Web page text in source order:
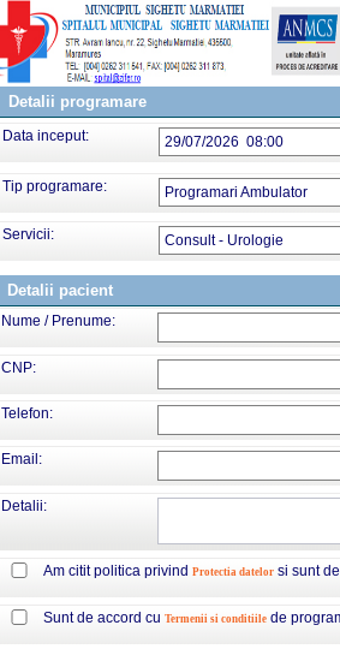
Detalii programare
Data inceput: 29/07/2026 08:00
Tip programare: Programari Ambulator
Servicii: Consult - Urologie
Detalii pacient
Nume / Prenume:
CNP:
Telefon:
Email:
Detalii:
Am citit politica privind Protectia datelor si sunt
Sunt de accord cu Termenii si conditiile de